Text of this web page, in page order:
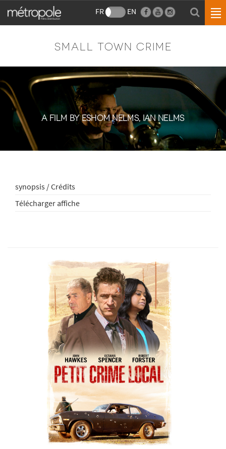
FR EN
SMALL TOWN CRIME
A FILM BY ESHOM NELMS, IAN NELMS
synopsis / Crédits
Télécharger affiche